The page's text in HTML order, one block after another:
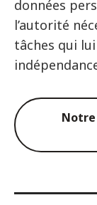
données
l’autorité
tâches qui